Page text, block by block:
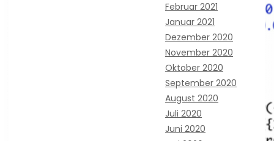
Februar 2021
Januar 2021
Dezember 2020
November 2020
Oktober 2020
September 2020
August 2020
Juli 2020
Juni 2020